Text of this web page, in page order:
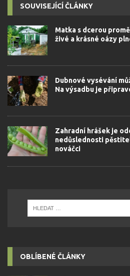
SOUVISEJÍCÍ ČLÁNKY
Matka s dcerou
živé a krásné oázy
Dubnové vysévání
Na výsadbu je
Zahradní hrášek je
nedůslednosti
nováčci
OBLÍBENÉ ČLÁNKY